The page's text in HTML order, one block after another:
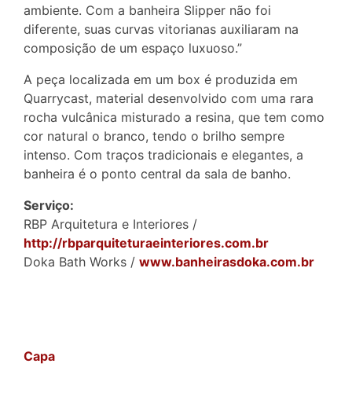
ambiente. Com a banheira Slipper não foi
diferente, suas curvas vitorianas auxiliaram na
composição de um espaço luxuoso.”
A peça localizada em um box é produzida em
Quarrycast, material desenvolvido com uma rara
rocha vulcânica misturado a resina, que tem como
cor natural o branco, tendo o brilho sempre
intenso. Com traços tradicionais e elegantes, a
banheira é o ponto central da sala de banho.
Serviço:
RBP Arquitetura e Interiores /
http://rbparquiteturaeinteriores.com.br
Doka Bath Works / www.banheirasdoka.com.br
Capa